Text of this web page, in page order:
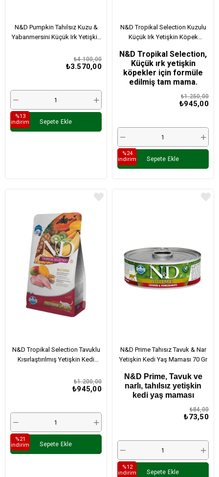
N&D Pumpkin Tahılsız Kuzu &
Yabanmersini Küçük Irk Yetişkin
₺3.570,00
₺4.100,00
Sepete Ekle
%13
i̇ndirim
N&D Tropikal Selection Kuzulu
Küçük Irk Yetişkin Köpek
N&D Tropikal Selection,
Küçük ırk yetişkin
köpekler için formüle
edilmiş tam mama.
₺945,00
₺1.250,00
Sepete Ekle
%24
i̇ndirim
N&D Tropikal Selection Tavuklu
Kısırlaştırılmış Yetişkin Kedi
₺945,00
₺1.200,00
Sepete Ekle
%21
i̇ndirim
N&D Prime Tahısız Tavuk & Nar
Yetişkin Kedi Yaş Maması 70 Gr
N&D Prime, Tavuk ve
narlı, tahılsız yetişkin
kedi yaş maması
₺73,50
₺84,00
Sepete Ekle
%12
i̇ndirim